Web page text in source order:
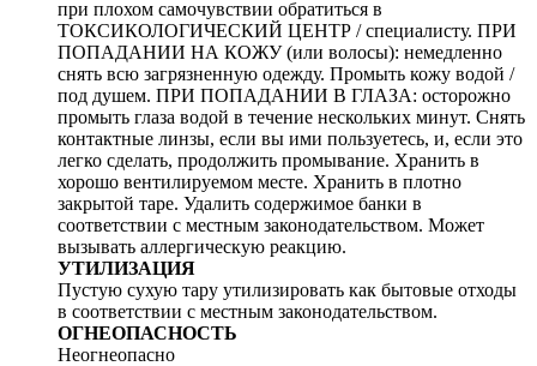
при плохом самочувствии обратиться в
ТОКСИКОЛОГИЧЕСКИЙ ЦЕНТР / специалисту. ПРИ
ПОПАДАНИИ НА КОЖУ (или волосы): немедленно
снять всю загрязненную одежду. Промыть кожу водой /
под душем. ПРИ ПОПАДАНИИ В ГЛАЗА: осторожно
промыть глаза водой в течение нескольких минут. Снять
контактные линзы, если вы ими пользуетесь, и, если это
легко сделать, продолжить промывание. Хранить в
хорошо вентилируемом месте. Хранить в плотно
закрытой таре. Удалить содержимое банки в
соответствии с местным законодательством. Может
вызывать аллергическую реакцию.
УТИЛИЗАЦИЯ
Пустую сухую тару утилизировать как бытовые отходы
в соответствии с местным законодательством.
ОГНЕОПАСНОСТЬ
Неогнеопасно